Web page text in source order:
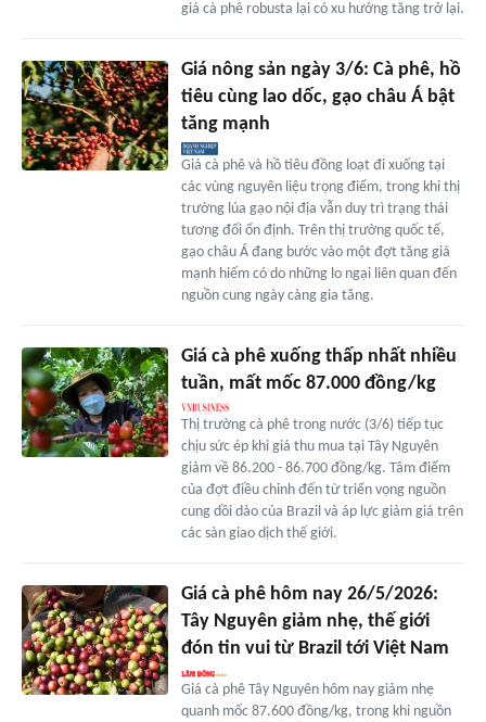
giá cà phê robusta lại có xu hướng tăng trở lại.
Giá nông sản ngày 3/6: Cà phê, hồ
tiêu cùng lao dốc, gạo châu Á bật
tăng mạnh
Giá cà phê và hồ tiêu đồng loạt đi xuống tại
các vùng nguyên liệu trọng điểm, trong khi thị
trường lúa gạo nội địa vẫn duy trì trạng thái
tương đối ổn định. Trên thị trường quốc tế,
gạo châu Á đang bước vào một đợt tăng giá
mạnh hiếm có do những lo ngại liên quan đến
nguồn cung ngày càng gia tăng.
Giá cà phê xuống thấp nhất nhiều
tuần, mất mốc 87.000 đồng/kg
Thị trường cà phê trong nước (3/6) tiếp tục
chịu sức ép khi giá thu mua tại Tây Nguyên
giảm về 86.200 - 86.700 đồng/kg. Tâm điểm
của đợt điều chỉnh đến từ triển vọng nguồn
cung dồi dào của Brazil và áp lực giảm giá trên
các sàn giao dịch thế giới.
Giá cà phê hôm nay 26/5/2026:
Tây Nguyên giảm nhẹ, thế giới
đón tin vui từ Brazil tới Việt Nam
Giá cà phê Tây Nguyên hôm nay giảm nhẹ
quanh mốc 87.600 đồng/kg, trong khi nguồn